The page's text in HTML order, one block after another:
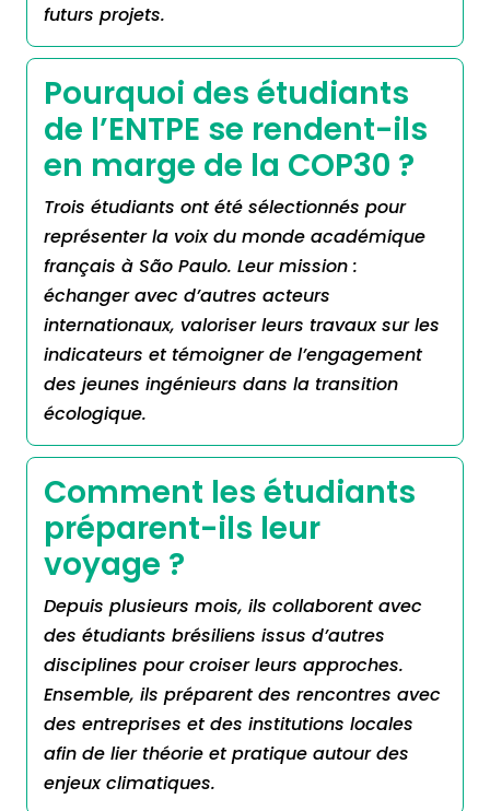
futurs projets.
Pourquoi des étudiants
de l’ENTPE se rendent-ils
en marge de la COP30 ?
Trois étudiants ont été sélectionnés pour
représenter la voix du monde académique
français à São Paulo. Leur mission :
échanger avec d’autres acteurs
internationaux, valoriser leurs travaux sur les
indicateurs et témoigner de l’engagement
des jeunes ingénieurs dans la transition
écologique.
Comment les étudiants
préparent-ils leur
voyage ?
Depuis plusieurs mois, ils collaborent avec
des étudiants brésiliens issus d’autres
disciplines pour croiser leurs approches.
Ensemble, ils préparent des rencontres avec
des entreprises et des institutions locales
afin de lier théorie et pratique autour des
enjeux climatiques.